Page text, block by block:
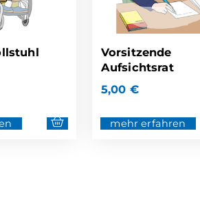
Vorsitzende
Aufsichtsrat
5,00 €
mehr erfahren